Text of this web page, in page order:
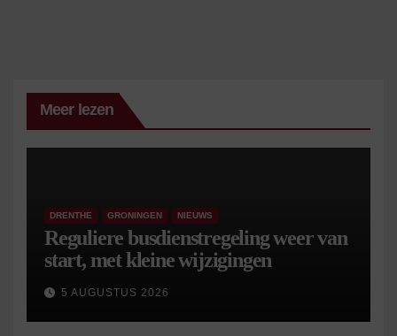
Meer lezen
DRENTHE GRONINGEN NIEUWS
Reguliere busdienstregeling weer van
start, met kleine wijzigingen
5 AUGUSTUS 2026